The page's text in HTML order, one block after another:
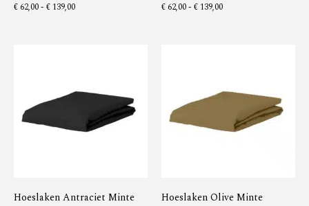
€ 62,00- €139,00 € 62,00- €139,00
Hoeslaken Antraciet Minte Hoeslaken Olive Minte